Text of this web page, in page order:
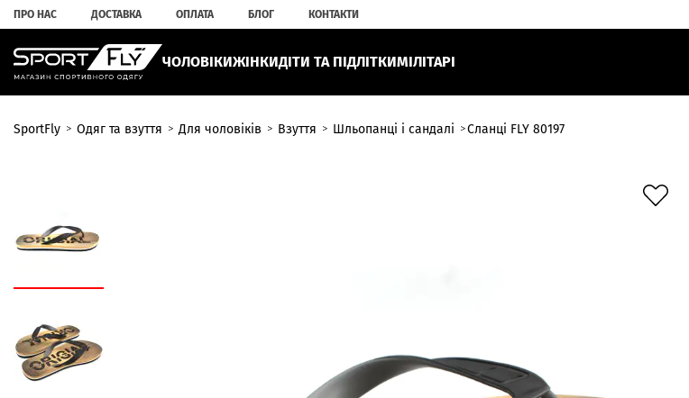
ПРО НАС ДОСТАВКА ОПЛАТА БЛОГ КОНТАКТИ
ЧОЛОВІКИЖІНКИДІТИ ТА ПІДЛІТКИМІЛІТАРІ
SportFly Одяг та взуття Для чоловіків Взуття Шльопанці і сандалі Сланці FLY 80197